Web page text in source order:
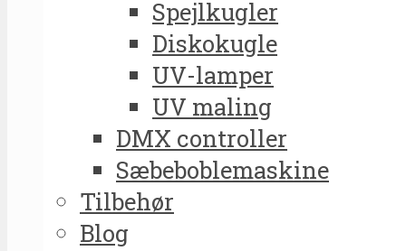
Spejlkugler
Diskokugle
UV-lamper
UV maling
DMX controller
Sæbeboblemaskine
Tilbehør
Blog